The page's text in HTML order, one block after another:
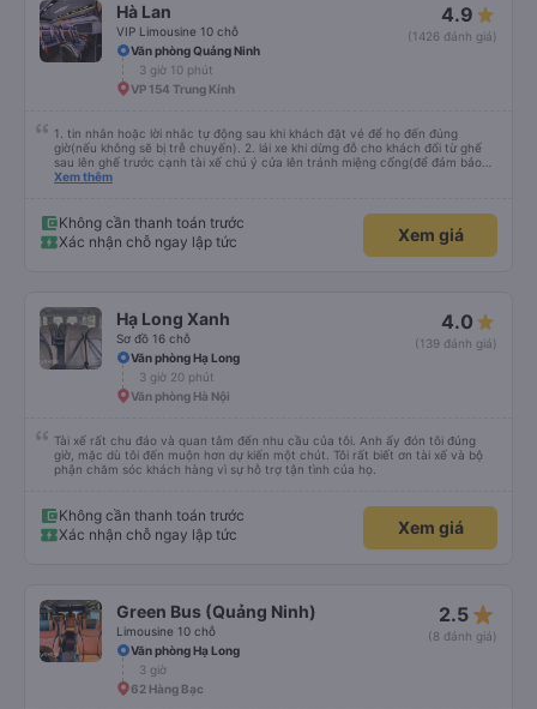
Hà Lan
VIP Limousine 10 chỗ
4.9
(1426 đánh giá)
Văn phòng Quảng Ninh
3 giờ 10 phút
VP 154 Trung Kính
1. tin nhắn hoặc lời nhắc tự động sau khi khách đặt vé để họ đến đúng
giờ(nếu không sẽ bị trễ chuyến). 2. lái xe khi dừng đỗ cho khách đổi từ ghế
sau lên ghế trước cạnh tài xế chú ý cửa lên tránh miệng cống(để đảm bảo
an toàn cho khách- tại HN: miệng cống bằng sắt chữ nhật dạng ô lưới, cửa
Tng kịp 20h, để khách nối chuyến Xe 11 chỗ nên thoáng đãng.
Xem thêm
Không cần thanh toán trước
Xác nhận chỗ ngay lập tức
Xem giá
Hạ Long Xanh
Sơ đồ 16 chỗ
4.0
(139 đánh giá)
Văn phòng Hạ Long
3 giờ 20 phút
Văn phòng Hà Nội
Tài xế rất chu đáo và quan tâm đến nhu cầu của tôi. Anh ấy đón tôi đúng
giờ, mặc dù tôi đến muộn hơn dự kiến ​​một chút. Tôi rất biết ơn tài xế và bộ
phận chăm sóc khách hàng vì sự hỗ trợ tận tình của họ.
Không cần thanh toán trước
Xác nhận chỗ ngay lập tức
Xem giá
Green Bus (Quảng Ninh)
Limousine 10 chỗ
2.5 star_rate
(8 đánh giá)
Văn phòng Hạ Long
3 giờ
62 Hàng Bạc